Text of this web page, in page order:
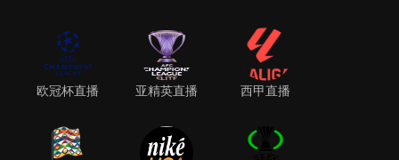
欧冠杯直播 亚精英直播 西甲直播